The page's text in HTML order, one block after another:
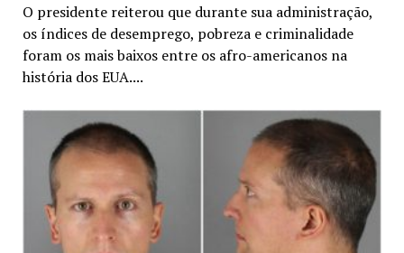
O presidente reiterou que durante sua administração,
os índices de desemprego, pobreza e criminalidade
foram os mais baixos entre os afro-americanos na
história dos EUA....